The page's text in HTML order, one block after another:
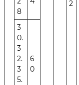
2
8
3
0.
3
2.
3
5.
6
0